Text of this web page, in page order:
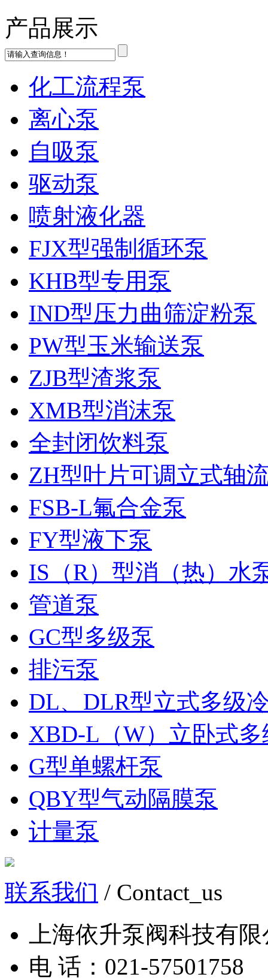
产品展示
化工流程泵
离心泵
自吸泵
驱动泵
喷射液化器
FJX型强制循环泵
KHB型专用泵
IND型压力曲筛淀粉泵
PW型玉米输送泵
ZJB型渣浆泵
XMB型消沫泵
全封闭饮料泵
ZH型叶片可调立式轴
FSB-L氟合金泵
FY型液下泵
IS（R）型消（热）水
管道泵
GC型多级泵
排污泵
DL、DLR型立式多级
XBD-L（W）立卧式
G型单螺杆泵
QBY型气动隔膜泵
计量泵
联系我们 / Contact_us
上海依升泵阀科技有
电 话：021-57501758